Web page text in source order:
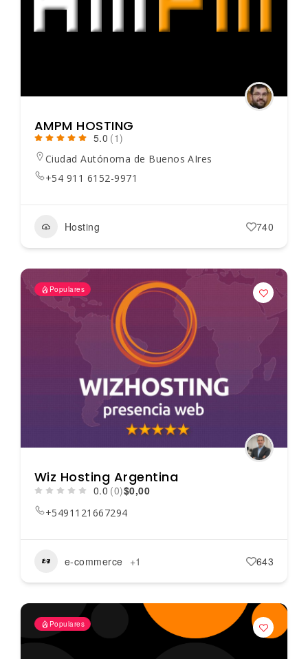
AMPM HOSTING
5.0 (1)
Ciudad Autónoma de Buenos AIres
+54 911 6152-9971
Hosting 740
Populares
Wiz Hosting Argentina
0.0 (0)$0,00
+5491121667294
e-commerce +1 643
Populares